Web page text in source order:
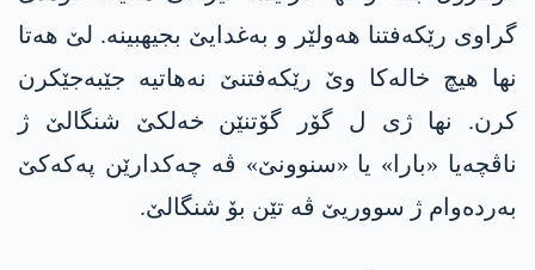
گراوی رێکەفتنا ھەولێر و بەغدایێ بجیھبینە. لێ ھەتا
نھا هیچ خالەکا وێ رێکەفتنێ نەھاتیە جێبەجێکرن
کرن. نھا ژی ل گۆر گۆتنێن خەلکێ شنگالێ ژ
ناڤچەیا «بارا» یا «سنوونێ» ڤە چەکدارێن پەکەکێ
بەردەوام ژ سووریێ ڤە تێن بۆ شنگالێ.